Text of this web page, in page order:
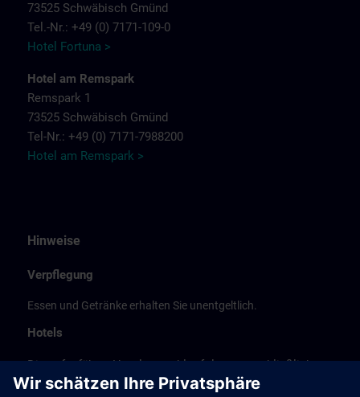
73525 Schwäbisch Gmünd
Tel.-Nr.: +49 (0) 7171-109-0
Hotel Fortuna >
Hotel am Remspark
Remspark 1
73525 Schwäbisch Gmünd
Tel-Nr.: +49 (0) 7171-7988200
Hotel am Remspark >
Hinweise
Verpflegung
Essen und Getränke erhalten Sie unentgeltlich.
Hotels
Die aufgeführte Hotelauswahl erfolgte ausschließlich
anhand der Nähe der Hotels zum Kursort bzw. anhand